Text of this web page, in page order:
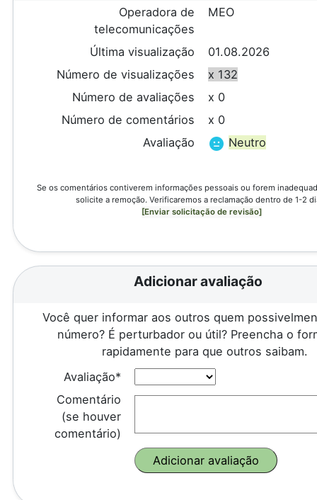
Operadora de
telecomunicações
MEO
Última visualização
01.08.2026
Número de visualizações
x 132
Número de avaliações
x 0
Número de comentários
x 0
Avaliação
Neutro
Se os comentários contiverem informações pessoais ou forem
solicite a remoção. Verificaremos a reclamação dentro de 1-2
[Enviar solicitação de revisão]
Adicionar avaliação
Você quer informar aos outros quem
número? É perturbador ou útil? Preencha o
rapidamente para que outros saibam.
Avaliação*
Comentário
(se houver
comentário)